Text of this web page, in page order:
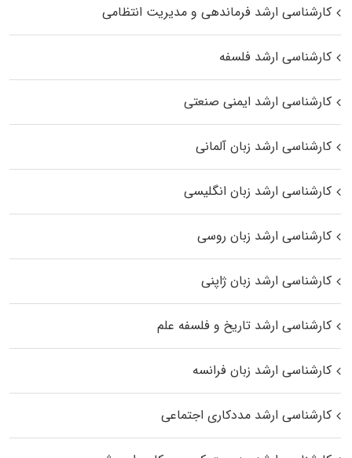
کارشناسی ارشد فرماندهی و مدیریت انتظامی
کارشناسی ارشد فلسفه
کارشناسی ارشد ایمنی صنعتی
کارشناسی ارشد زبان آلمانی
کارشناسی ارشد زبان انگلیسی
کارشناسی ارشد زبان روسی
کارشناسی ارشد زبان ژاپنی
کارشناسی ارشد تاریخ و فلسفه علم
کارشناسی ارشد زبان فرانسه
کارشناسی ارشد مددکاری اجتماعی